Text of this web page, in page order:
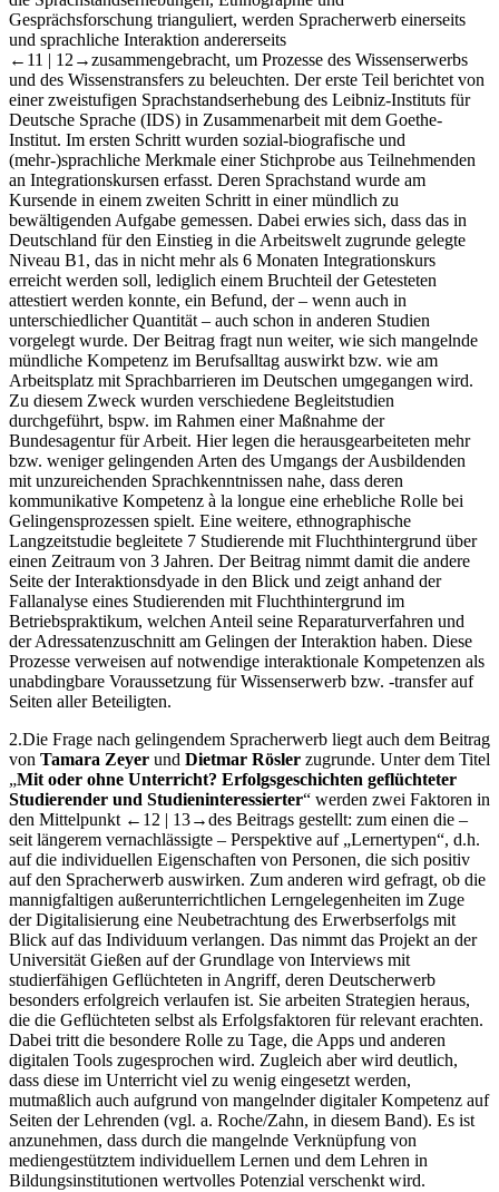
Gesprächsforschung trianguliert, werden Spracherwerb einerseits
und sprachliche Interaktion andererseits
←11 | 12→zusammengebracht, um Prozesse des Wissenserwerbs
und des Wissenstransfers zu beleuchten. Der erste Teil berichtet von
einer zweistufigen Sprachstandserhebung des Leibniz-Instituts für
Deutsche Sprache (IDS) in Zusammenarbeit mit dem Goethe-
Institut. Im ersten Schritt wurden sozial-biografische und
(mehr-)sprachliche Merkmale einer Stichprobe aus Teilnehmenden
an Integrationskursen erfasst. Deren Sprachstand wurde am
Kursende in einem zweiten Schritt in einer mündlich zu
bewältigenden Aufgabe gemessen. Dabei erwies sich, dass das in
Deutschland für den Einstieg in die Arbeitswelt zugrunde gelegte
Niveau B1, das in nicht mehr als 6 Monaten Integrationskurs
erreicht werden soll, lediglich einem Bruchteil der Getesteten
attestiert werden konnte, ein Befund, der – wenn auch in
unterschiedlicher Quantität – auch schon in anderen Studien
vorgelegt wurde. Der Beitrag fragt nun weiter, wie sich mangelnde
mündliche Kompetenz im Berufsalltag auswirkt bzw. wie am
Arbeitsplatz mit Sprachbarrieren im Deutschen umgegangen wird.
Zu diesem Zweck wurden verschiedene Begleitstudien
durchgeführt, bspw. im Rahmen einer Maßnahme der
Bundesagentur für Arbeit. Hier legen die herausgearbeiteten mehr
bzw. weniger gelingenden Arten des Umgangs der Ausbildenden
mit unzureichenden Sprachkenntnissen nahe, dass deren
kommunikative Kompetenz à la longue eine erhebliche Rolle bei
Gelingensprozessen spielt. Eine weitere, ethnographische
Langzeitstudie begleitete 7 Studierende mit Fluchthintergrund über
einen Zeitraum von 3 Jahren. Der Beitrag nimmt damit die andere
Seite der Interaktionsdyade in den Blick und zeigt anhand der
Fallanalyse eines Studierenden mit Fluchthintergrund im
Betriebspraktikum, welchen Anteil seine Reparaturverfahren und
der Adressatenzuschnitt am Gelingen der Interaktion haben. Diese
Prozesse verweisen auf notwendige interaktionale Kompetenzen als
unabdingbare Voraussetzung für Wissenserwerb bzw. -transfer auf
Seiten aller Beteiligten.
2.Die Frage nach gelingendem Spracherwerb liegt auch dem Beitrag
von Tamara Zeyer und Dietmar Rösler zugrunde. Unter dem Titel
„Mit oder ohne Unterricht? Erfolgsgeschichten geflüchteter
Studierender und Studieninteressierter“ werden zwei Faktoren in
den Mittelpunkt ←12 | 13→des Beitrags gestellt: zum einen die –
seit längerem vernachlässigte – Perspektive auf „Lernertypen“, d.h.
auf die individuellen Eigenschaften von Personen, die sich positiv
auf den Spracherwerb auswirken. Zum anderen wird gefragt, ob die
mannigfaltigen außerunterrichtlichen Lerngelegenheiten im Zuge
der Digitalisierung eine Neubetrachtung des Erwerbserfolgs mit
Blick auf das Individuum verlangen. Das nimmt das Projekt an der
Universität Gießen auf der Grundlage von Interviews mit
studierfähigen Geflüchteten in Angriff, deren Deutscherwerb
besonders erfolgreich verlaufen ist. Sie arbeiten Strategien heraus,
die die Geflüchteten selbst als Erfolgsfaktoren für relevant erachten.
Dabei tritt die besondere Rolle zu Tage, die Apps und anderen
digitalen Tools zugesprochen wird. Zugleich aber wird deutlich,
dass diese im Unterricht viel zu wenig eingesetzt werden,
mutmaßlich auch aufgrund von mangelnder digitaler Kompetenz auf
Seiten der Lehrenden (vgl. a. Roche/Zahn, in diesem Band). Es ist
anzunehmen, dass durch die mangelnde Verknüpfung von
mediengestütztem individuellem Lernen und dem Lehren in
Bildungsinstitutionen wertvolles Potenzial verschenkt wird.